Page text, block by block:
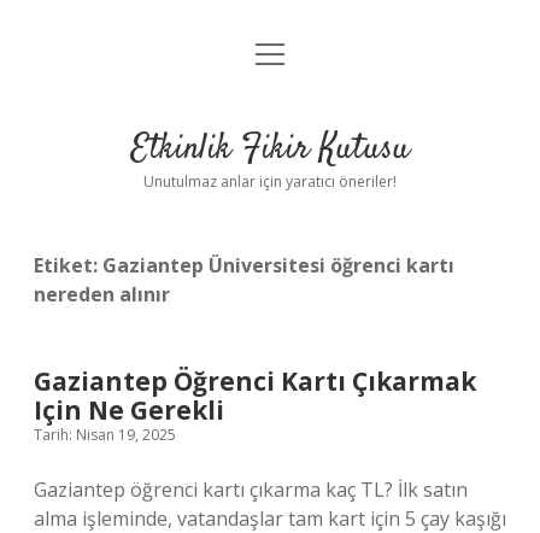
Anasayfa
Yasal Uyarı
menüyü
Etkinlik Fikir Kutusu
Unutulmaz anlar için yaratıcı öneriler!
Etiket: Gaziantep Üniversitesi öğrenci kartı
nereden alınır
Gaziantep Öğrenci Kartı Çıkarmak
Için Ne Gerekli
Tarih: Nisan 19, 2025
Gaziantep öğrenci kartı çıkarma kaç TL? İlk satın
alma işleminde, vatandaşlar tam kart için 5 çay kaşığı